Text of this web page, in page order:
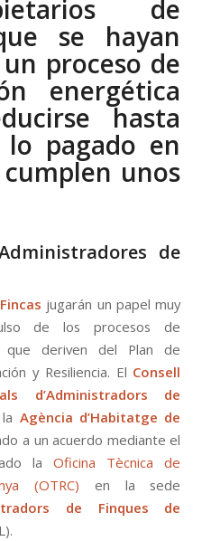
de
se hayan
proceso de
energética
hasta
pagado en
unos
de
jugarán un papel muy
de los procesos de
que deriven del Plan de
y Resiliencia. El Consell
d’Administradors de
Agència d’Habitatge de
a un acuerdo mediante el
la Oficina Tècnica de
(OTRC) en la sede
de Finques de